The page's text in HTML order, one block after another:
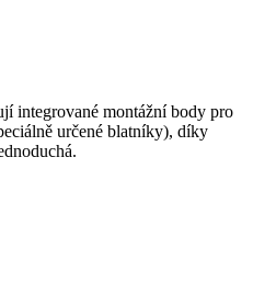
integrované montážní body pro
určené blatníky), díky